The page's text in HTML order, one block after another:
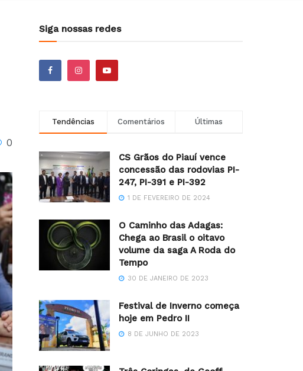
0
Siga nossas redes
Tendências Comentários Últimas
CS Grãos do Piauí vence
concessão das rodovias PI-
247, PI-391 e PI-392
1 DE FEVEREIRO DE 2024
O Caminho das Adagas:
Chega ao Brasil o oitavo
volume da saga A Roda do
Tempo
30 DE JANEIRO DE 2023
Festival de Inverno começa
hoje em Pedro II
8 DE JUNHO DE 2023